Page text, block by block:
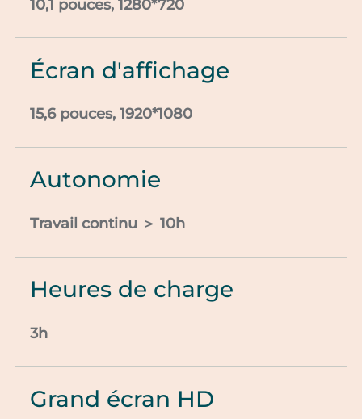
10,1 pouces, 1280*720
Écran d'affichage
15,6 pouces, 1920*1080
Autonomie
Travail continu ＞ 10h
Heures de charge
3h
Grand écran HD